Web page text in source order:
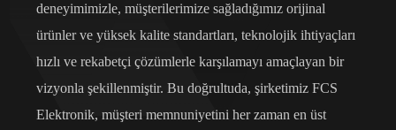
deneyimimizle, müşterilerimize sağladığımız orijinal
ürünler ve yüksek kalite standartları, teknolojik ihtiyaçları
hızlı ve rekabetçi çözümlerle karşılamayı amaçlayan bir
vizyonla şekillenmiştir. Bu doğrultuda, şirketimiz FCS
Elektronik, müşteri memnuniyetini her zaman en üst